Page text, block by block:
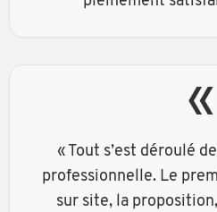
«
« Tout s’est déroulé
professionnelle. Le
sur site, la